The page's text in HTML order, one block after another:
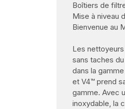
Boîtiers de
Mise à niveau
Bienvenue au
Les
sans taches
dans la
et V4™ prend
gamme. Avec
inoxydable, la